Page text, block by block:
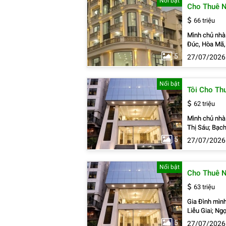
5
Cho Thuê
66 triệu
Mình chủ
Đúc, Hòa Mã, Hàm
ngã ba, khu
tiền rộng, thoáng. . Thuận tiện ra phố Bách Khoa, Bạch Đằng, Bạch Mai,
Thanh
Lê Thanh
Nhậm,
đi ra Đống
27/07/2026
5
Nổi bật
Tôi Cho
62 triệu
Mình chủ
Thị Sáu; Bạch
tiền rộng,
công ty. _ Thuận tiện ra phố Bách Khoa,
Lương,
Nghị, Tạ
Hàm Long,
Thanh Xuân,
27/07/2026
5
Nổi bật
Cho Thuê
63 triệu
Gia Đình
Liễu Giai; Ngọc
thoáng. _Vị
27/07/2026